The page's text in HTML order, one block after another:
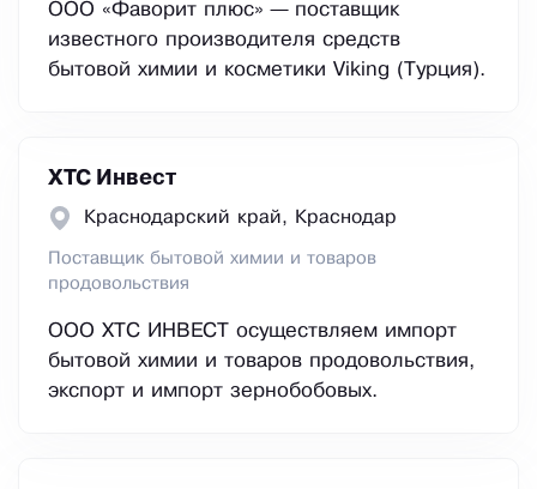
ООО «Фаворит плюс» — поставщик
известного производителя средств
бытовой химии и косметики Viking (Турция).
ХТС Инвест
Краснодарский край, Краснодар
Поставщик бытовой химии и товаров
продовольствия
ООО ХТС ИНВЕСТ осуществляем импорт
бытовой химии и товаров продовольствия,
экспорт и импорт зернобобовых.